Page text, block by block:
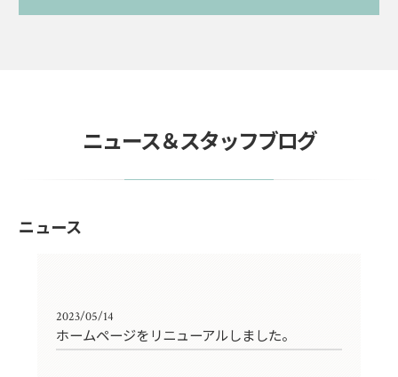
ニュース＆スタッフブログ
ニュース
2023/05/14
ホームページをリニューアルしました。